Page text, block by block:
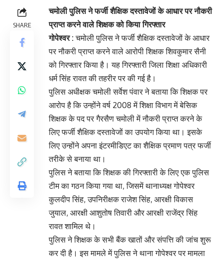
SHARE
चमोली पुलिस ने फर्जी शैक्षिक दस्तावेजों के आधार पर नौकरी
प्राप्त करने वाले शिक्षक को किया गिरफ्तार
गोपेश्वर : चमोली पुलिस ने फर्जी शैक्षिक दस्तावेजों के आधार
पर नौकरी प्राप्त करने वाले आरोपी शिक्षक शिवकुमार सैनी
को गिरफ्तार किया है। यह गिरफ्तारी जिला शिक्षा अधिकारी
धर्म सिंह रावत की तहरीर पर की गई है।
पुलिस अधीक्षक चमोली सर्वेश पंवार ने बताया कि शिक्षक पर
आरोप है कि उन्होंने वर्ष 2008 में शिक्षा विभाग में बेसिक
शिक्षक के पद पर गैरसैण चमोली में नौकरी प्राप्त करने के
लिए फर्जी शैक्षिक दस्तावेजों का उपयोग किया था। इसके
लिए उन्होंने अपना इंटरमीडिएट का शैक्षिक प्रमाण पत्र फर्जी
तरीके से बनाया था।
पुलिस ने बताया कि शिक्षक की गिरफ्तारी के लिए एक पुलिस
टीम का गठन किया गया था, जिसमें थानाध्यक्ष गोपेश्वर
कुलदीप सिंह, उपनिरीक्षक राजेश सिंह, आरक्षी विकास
जुयाल, आरक्षी आशुतोष तिवारी और आरक्षी राजेंद्र सिंह
रावत शामिल थे।
पुलिस ने शिक्षक के सभी बैंक खातों और संपत्ति की जांच शुरू
कर दी है। इस मामले में पुलिस ने थाना गोपेश्वर पर मामला